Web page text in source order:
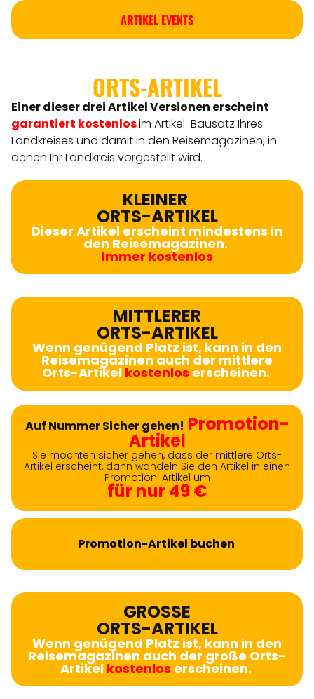
ARTIKEL EVENTS
ORTS-ARTIKEL
Einer dieser drei Artikel Versionen erscheint
garantiert kostenlosim Artikel-Bausatz Ihres
Landkreises und damit in den Reisemagazinen, in
denen Ihr Landkreis vorgestellt wird.
KLEINER
ORTS-ARTIKEL
Dieser Artikel erscheint mindestens in
den Reisemagazinen.
Immer kostenlos
MITTLERER
ORTS-ARTIKEL
Wenn genügend Platz ist, kann in den
Reisemagazinen auch der mittlere
Orts-Artikel kostenlos erscheinen.
Auf Nummer Sicher gehen! Promotion-
Artikel
Sie möchten sicher gehen, dass der mittlere Orts-
Artikel erscheint, dann wandeln Sie den Artikel in einen
Promotion-Artikel um
für nur 49 €
Promotion-Artikel buchen
GROSSE
ORTS-ARTIKEL
Wenn genügend Platz ist, kann in den
Reisemagazinen auch der große Orts-
Artikel kostenlos erscheinen.